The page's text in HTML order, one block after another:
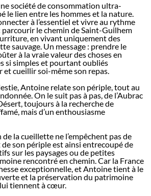
société de consommation ultra-
le lien entre les hommes et la nature.
à l’essentiel et vivre au rythme
parcourir le chemin de Saint-Guilhem
en vivant uniquement des
sauvage. Un message : prendre le
à la vraie valeur des choses en
si simples et pourtant oubliés
et cueillir soi-même son repas.
Antoine relate son périple, tout au
On le suit pas à pas, de l’Aubrac
toujours à la recherche de
mais d’un enthousiasme
de la cueillette ne l’empêchent pas de
de son périple est ainsi entrecoupé de
sur les paysages ou de petites
rencontré en chemin. Car la France
exceptionnelle, et Antoine tient à le
et la préservation du patrimoine
tiennent à cœur.